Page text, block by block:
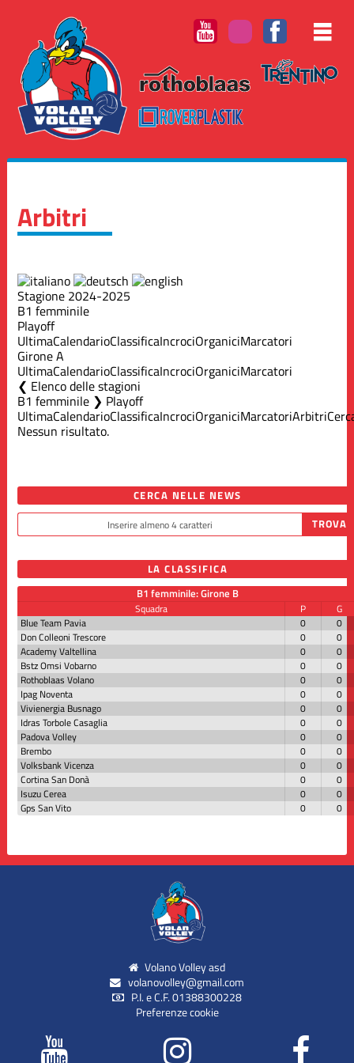
Arbitri
Stagione 2024-2025
B1 femminile
Playoff
UltimaCalendarioClassificaIncrociOrganiciMarcatori
Girone A
UltimaCalendarioClassificaIncrociOrganiciMarcatori
Elenco delle stagioni
B1 femminile ❯ Playoff
UltimaCalendarioClassificaIncrociOrganiciMarcatoriArbitri
Nessun risultato.
CERCA NELLE NEWS
LA CLASSIFICA
B1 femminile: Girone B
Squadra P
G
Blue Team Pavia
0
0
Don Colleoni Trescore
0
0
Academy Valtellina
0
0
Bstz Omsi Vobarno
0
0
Rothoblaas Volano
0
0
Ipag Noventa
0
0
Vivienergia Busnago
0
0
Idras Torbole Casaglia
0
0
Padova Volley
0
0
Brembo
0
0
Volksbank Vicenza
0
0
Cortina San Donà
0
0
Isuzu Cerea
0
0
Gps San Vito
0 0
Volano Volley asd
volanovolley@gmail.com
P.I. e C.F. 01388300228
Preferenze cookie